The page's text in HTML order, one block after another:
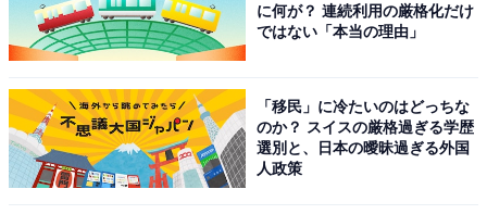
に何が？ 連続利用の厳格化だけ
ではない「本当の理由」
「移民」に冷たいのはどっちな
のか？ スイスの厳格過ぎる学歴
選別と、日本の曖昧過ぎる外国
人政策